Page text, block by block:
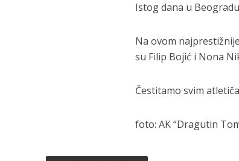
Istog dana u
Na ovom
su Filip Bojić i Nona
Čestitamo svim
foto: AK “Dragutin